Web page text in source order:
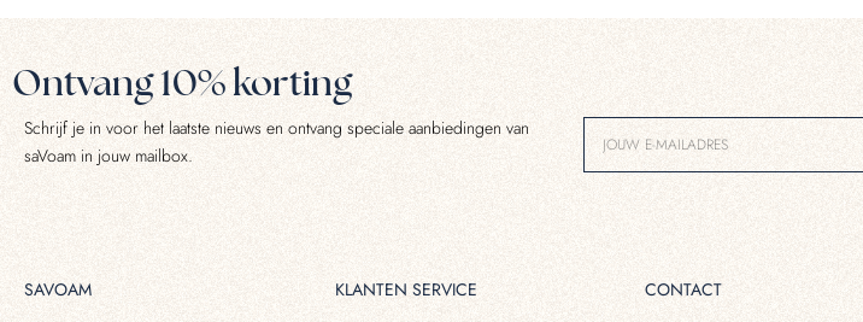
Ontvang 10% korting
Schrijf je in voor het laatste nieuws en ontvang speciale aanbiedingen van
saVoam in jouw mailbox.
SAVOAM
KLANTEN SERVICE
CONTACT